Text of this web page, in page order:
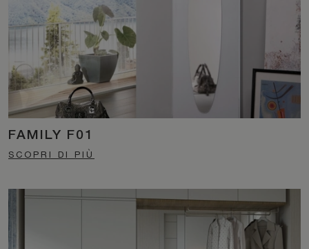
FAMILY F01
SCOPRI DI PIÙ